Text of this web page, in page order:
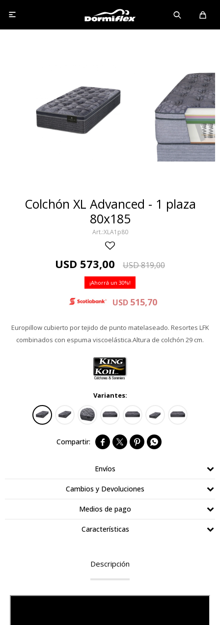

Colchón XL Advanced - 1 plaza
80x185
XLA1p80
USD 573,00 USD819,00
30
USD 515,70
Europillow cubierto por tejido de punto matelaseado. Resortes LFK
combinados con espuma viscoelástica.Altura de colchón 29 cm.
Variantes:
   
Envíos
Cambios y Devoluciones
Medios de pago
Características
Descripción